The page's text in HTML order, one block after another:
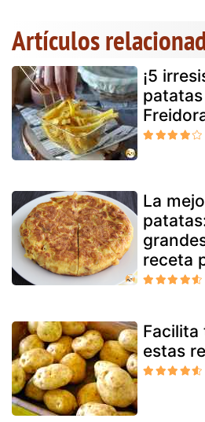
Artículos
¡5
La
receta
Facilita
estas